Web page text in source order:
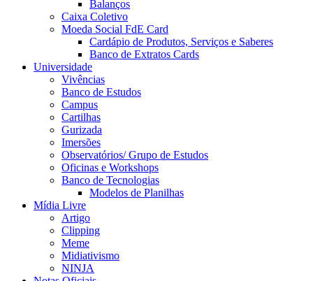
Balanços
Caixa Coletivo
Moeda Social FdE Card
Cardápio de Produtos, Serviços e Saberes
Banco de Extratos Cards
Universidade
Vivências
Banco de Estudos
Campus
Cartilhas
Gurizada
Imersões
Observatórios/ Grupo de Estudos
Oficinas e Workshops
Banco de Tecnologias
Modelos de Planilhas
Mídia Livre
Artigo
Clipping
Meme
Midiativismo
NINJA